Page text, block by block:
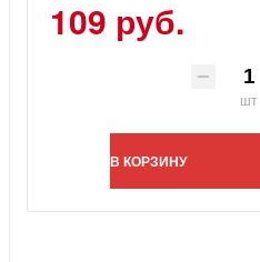
109 руб.
шт
В КОРЗИНУ